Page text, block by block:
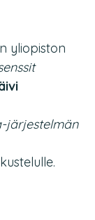
yliopiston
järjestelmän